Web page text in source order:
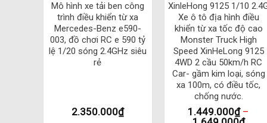
– Phanh điện từ
– Đảo tay lái thuận – nghịch
Mô hình xe tải ben công
trình điều khiển từ xa
Mercedes-Benz e590-
003, đồ chơi RC e 590 tỷ
lệ 1/20 sóng 2.4GHz siêu
rẻ
2.350.000₫
XinleHong 9125 1/10
Xe ô tô địa hình điều
khiển từ xa tốc độ cao
Monster Truck High
Speed XinHeLong 9125
4WD 2 cầu 50km/h RC
Car- gầm kim loại, sóng
xa 100m, có điều tốc,
chống nước.
1.449.000₫–